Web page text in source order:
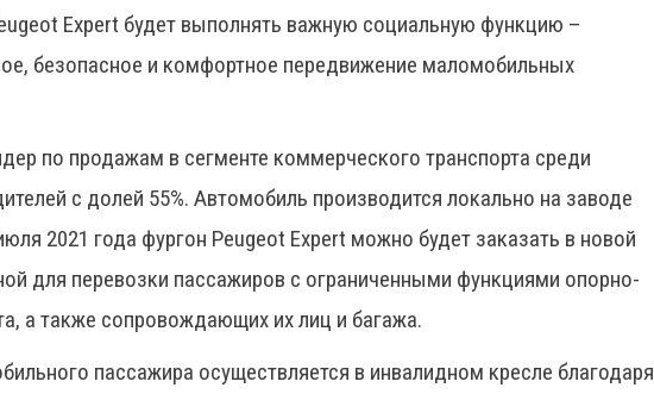
Expert будет выполнять важную социальную функцию –
безопасное и комфортное передвижение маломобильных
по продажам в сегменте коммерческого транспорта среди
с долей 55%. Автомобиль производится локально на заводе
2021 года фургон Peugeot Expert можно будет заказать в новой
для перевозки пассажиров с ограниченными функциями опорно-
а также сопровождающих их лиц и багажа.
пассажира осуществляется в инвалидном кресле благодаря